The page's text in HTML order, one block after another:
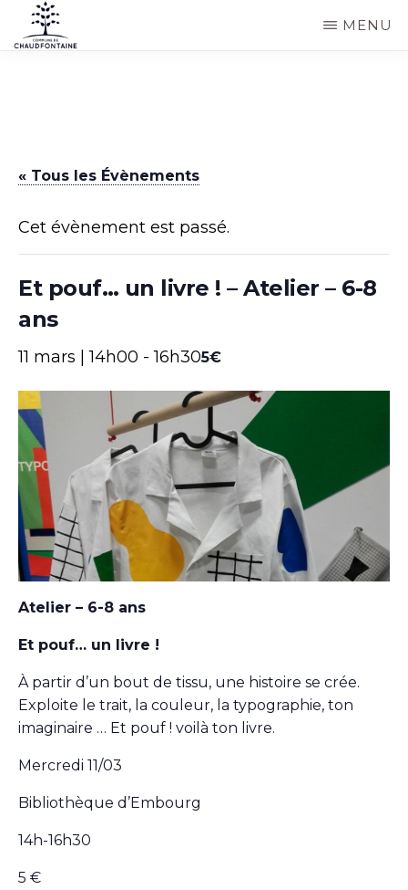
Passer
au
commune
MENU
« Tous les Évènements
Cet évènement est passé.
Et pouf… un livre ! – Atelier – 6-8
ans
11 mars | 14h00 -16h305€
Atelier – 6-8 ans
Et pouf… un livre !
À partir d’un bout de tissu, une histoire se crée.
Exploite le trait, la couleur, la typographie, ton
imaginaire … Et pouf ! voilà ton livre.
Mercredi 11/03
Bibliothèque d’Embourg
14h-16h30
5 €